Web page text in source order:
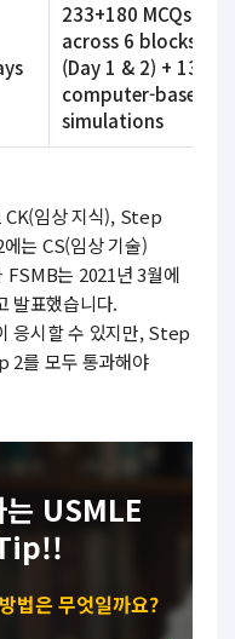
233+180 MCQs
across 6 blocks
(Day 1 & 2) + 13
computer-based
simulations
임상 지식), Step
는 CS(임상 기술)
FSMB는 2021년 3월에
발표했습니다.
응시할 수 있지만, Step
2를 모두 통과해야
는 USMLE
법은 무엇일까요?